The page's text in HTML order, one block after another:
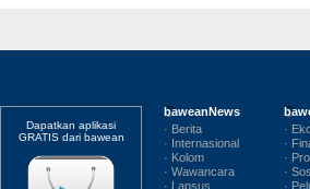
Dapatkan aplikasi
GRATIS dari bawean
baweanNews
· Berita
· Internasional
· Kolom
· Wawancara
· Lapsus
·
·
·
·
·